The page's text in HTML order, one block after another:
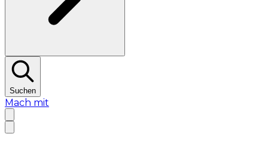
Suchen
Mach mit